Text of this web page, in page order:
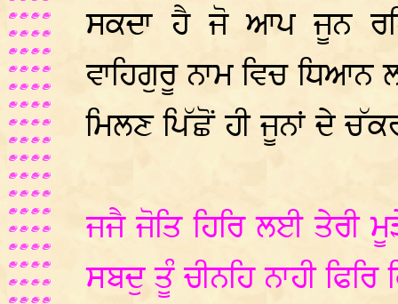
ਸਕਦਾ ਹੈ ਜੋ ਆਪ ਜੂਨ
ਵਾਹਿਗੁਰੂ ਨਾਮ ਵਿਚ
ਮਿਲਣ ਪਿੱਛੋਂ ਹੀ ਜੂਨਾਂ ਦੇ
ਜਜੈ ਜੋਤਿ ਹਿਰਿ ਲਈ ਤੇਰੀ
ਸਬਦੁ ਤੂੰ ਚੀਨਹਿ ਨਾਹੀ ਫਿਰਿ